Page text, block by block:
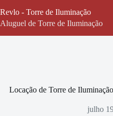
para
o
Revlo - Torre de Iluminação
Aluguel de Torre de Iluminação
Locação de Torre de
julho